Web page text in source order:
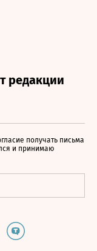
получать письма
и принимаю